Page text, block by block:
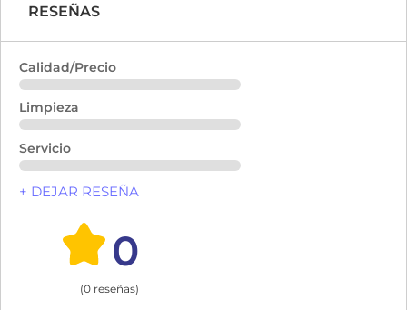
RESEÑAS
Calidad/Precio
Limpieza
Servicio
+ DEJAR RESEÑA
0
(0 reseñas)